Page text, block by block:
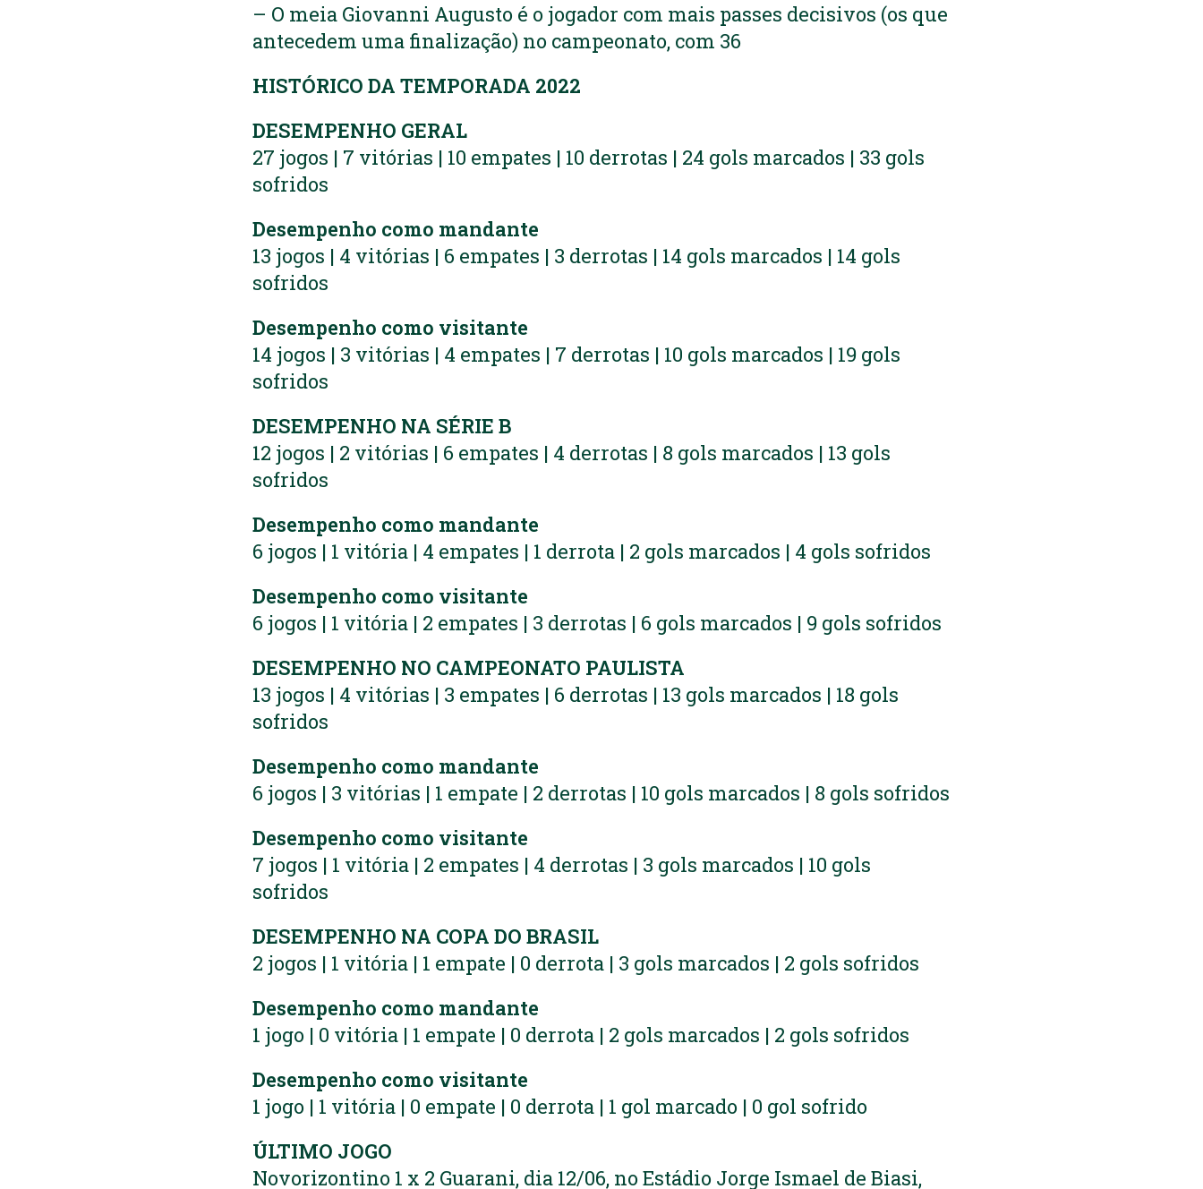
– O meia Giovanni Augusto é o jogador com mais passes decisivos (os que
antecedem uma finalização) no campeonato, com 36
HISTÓRICO DA TEMPORADA 2022
DESEMPENHO GERAL
27 jogos | 7 vitórias | 10 empates | 10 derrotas | 24 gols marcados | 33 gols
sofridos
Desempenho como mandante
13 jogos | 4 vitórias | 6 empates | 3 derrotas | 14 gols marcados | 14 gols
sofridos
Desempenho como visitante
14 jogos | 3 vitórias | 4 empates | 7 derrotas | 10 gols marcados | 19 gols
sofridos
DESEMPENHO NA SÉRIE B
12 jogos | 2 vitórias | 6 empates | 4 derrotas | 8 gols marcados | 13 gols
sofridos
Desempenho como mandante
6 jogos | 1 vitória | 4 empates | 1 derrota | 2 gols marcados | 4 gols sofridos
Desempenho como visitante
6 jogos | 1 vitória | 2 empates | 3 derrotas | 6 gols marcados | 9 gols sofridos
DESEMPENHO NO CAMPEONATO PAULISTA
13 jogos | 4 vitórias | 3 empates | 6 derrotas | 13 gols marcados | 18 gols
sofridos
Desempenho como mandante
6 jogos | 3 vitórias | 1 empate | 2 derrotas | 10 gols marcados | 8 gols sofridos
Desempenho como visitante
7 jogos | 1 vitória | 2 empates | 4 derrotas | 3 gols marcados | 10 gols
sofridos
DESEMPENHO NA COPA DO BRASIL
2 jogos | 1 vitória | 1 empate | 0 derrota | 3 gols marcados | 2 gols sofridos
Desempenho como mandante
1 jogo | 0 vitória | 1 empate | 0 derrota | 2 gols marcados | 2 gols sofridos
Desempenho como visitante
1 jogo | 1 vitória | 0 empate | 0 derrota | 1 gol marcado | 0 gol sofrido
ÚLTIMO JOGO
Novorizontino 1 x 2 Guarani, dia 12/06, no Estádio Jorge Ismael de Biasi,